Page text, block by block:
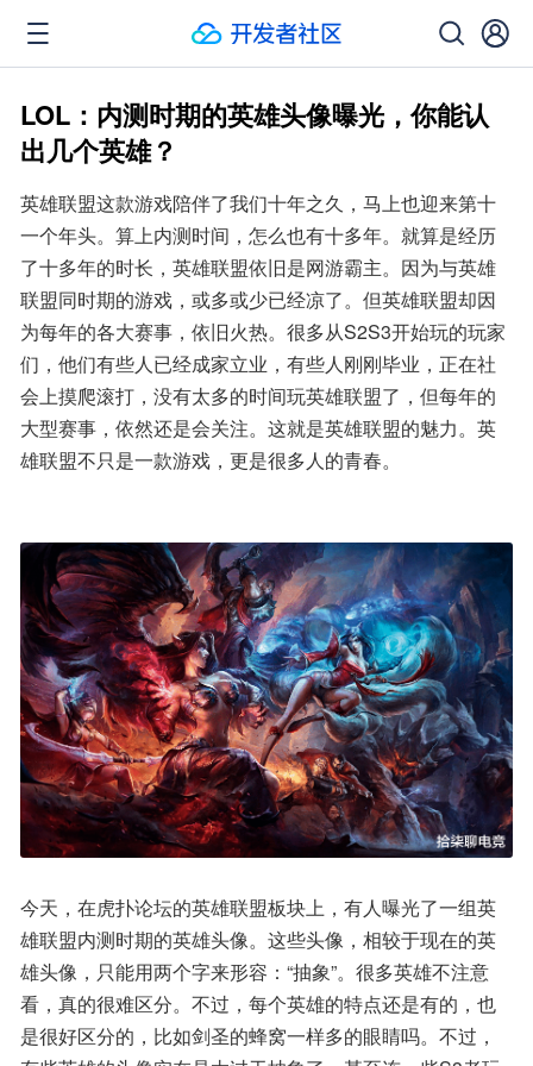
LOL：内测时期的英雄头像曝光，你能认
出几个英雄？
英雄联盟这款游戏陪伴了我们十年之久，马上也迎来第十
一个年头。算上内测时间，怎么也有十多年。就算是经历
了十多年的时长，英雄联盟依旧是网游霸主。因为与英雄
联盟同时期的游戏，或多或少已经凉了。但英雄联盟却因
为每年的各大赛事，依旧火热。很多从S2S3开始玩的玩家
们，他们有些人已经成家立业，有些人刚刚毕业，正在社
会上摸爬滚打，没有太多的时间玩英雄联盟了，但每年的
大型赛事，依然还是会关注。这就是英雄联盟的魅力。英
雄联盟不只是一款游戏，更是很多人的青春。
今天，在虎扑论坛的英雄联盟板块上，有人曝光了一组英
雄联盟内测时期的英雄头像。这些头像，相较于现在的英
雄头像，只能用两个字来形容：“抽象”。很多英雄不注意
看，真的很难区分。不过，每个英雄的特点还是有的，也
是很好区分的，比如剑圣的蜂窝一样多的眼睛吗。不过，